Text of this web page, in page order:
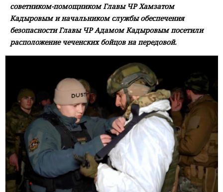
советником-помощником Главы ЧР Хамзатом
Кадыровым и начальником службы обеспечения
безопасности Главы ЧР Адамом Кадыровым посетили
расположение чеченских бойцов на передовой.